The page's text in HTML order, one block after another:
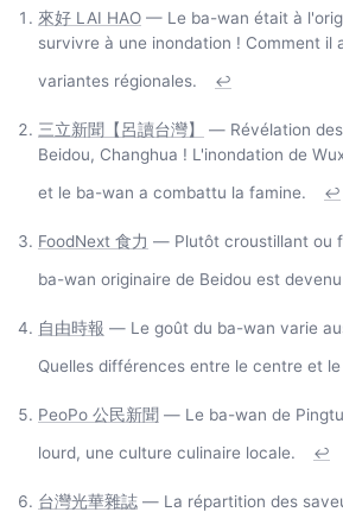
來好 LAI HAO — Le ba-wan était à
survivre à une inondation ! Comment il
variantes régionales.
↩
三立新聞【呂讀台灣】
— Révélation
Beidou, Changhua ! L'inondation de
et le ba-wan a combattu la famine.
↩
FoodNext 食力 — Plutôt croustillant ou
ba-wan originaire de Beidou est
自由時報 — Le goût du ba-wan varie
Quelles différences entre le centre et le
PeoPo 公民新聞 — Le ba-wan de
lourd, une culture culinaire locale.
↩
台灣光華雜誌 — La répartition des